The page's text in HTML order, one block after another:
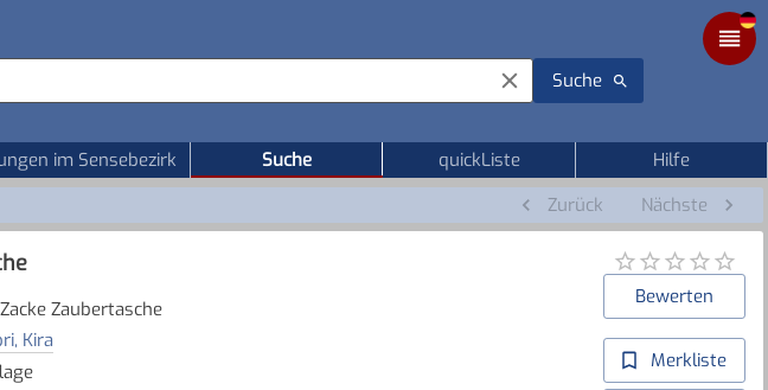
Suche
im Sensebezirk Suche quickListe
Hilfe
Zurück Nächste
Zaubertasche
Kira
Bewerten
Merkliste